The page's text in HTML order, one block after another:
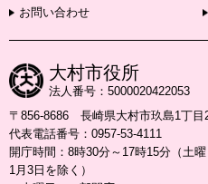
お問い合わせ
大村市役所
法人番号：5000020422053
〒856-8686 長崎県大村市玖島1丁目
代表電話番号：0957-53-4111
開庁時間：8時30分～17時15分（土
1月3日を除く）